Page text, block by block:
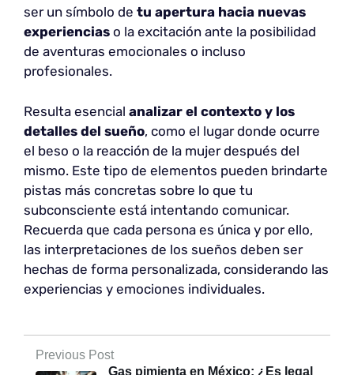
ser un símbolo de tu apertura hacia nuevas
experiencias o la excitación ante la posibilidad
de aventuras emocionales o incluso
profesionales.
Resulta esencial analizar el contexto y los
detalles del sueño, como el lugar donde ocurre
el beso o la reacción de la mujer después del
mismo. Este tipo de elementos pueden brindarte
pistas más concretas sobre lo que tu
subconsciente está intentando comunicar.
Recuerda que cada persona es única y por ello,
las interpretaciones de los sueños deben ser
hechas de forma personalizada, considerando las
experiencias y emociones individuales.
Previous Post
Gas pimienta en México: ¿Es legal